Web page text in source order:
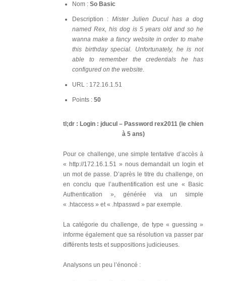
Nom : So Basic
Description : Mister Julien Ducul has a dog
named Rex, his dog is 5 years old and so he
wanna make a fancy website in order to mahe
this birthday special. Unfortunately, he is not
able to remember the credentials he has
configured on the website.
URL : 172.16.1.51
Points : 50
tl;dr : Login : jducul – Password rex2011 (le chien
à 5 ans)
Pour ce challenge, une simple tentative d’accès à
« http://172.16.1.51 » nous demandait un login et
un mot de passe. D’après le titre du challenge, on
en conclu que l’authentification est une « Basic
Authentication », générée via un simple
« .htaccess » et « .htpasswd » par exemple.
La catégorie du challenge, de type « guessing »
informe également que sa résolution va passer par
différents tests et suppositions judicieuses.
Analysons un peu l’énoncé :